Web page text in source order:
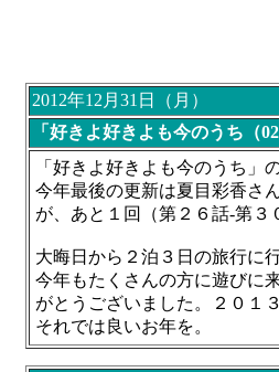
2012年12月31日（月）
「好きよ好きよも今のうち（
「好きよ好きよも今のうち」
今年最後の更新は夏目彩香さ
が、あと１回（第２６話-第３
大晦日から２泊３日の旅行に
今年もたくさんの方に遊びに
がとうございました。２０１
それでは良いお年を。